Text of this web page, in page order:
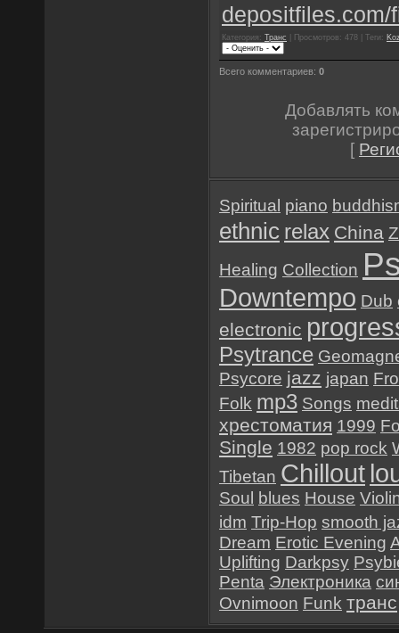
depositfiles.com/
Категория: Транс | Просмотров: 478 | Теги:
Всего комментариев: 0
Добавлять
[
Spiritual piano
ethnic relax China
Healing Collection
Downtempo Dub
electronic
Psytrance
Psycore jazz japan
Folk mp3 Songs
хрестоматия 1999
Single 1982 pop rock
Tibetan Chillout
Soul blues House
idm Trip-Hop smooth
Dream Erotic Evening
Uplifting Darkpsy
Penta Электроника
Ovnimoon Funk транс